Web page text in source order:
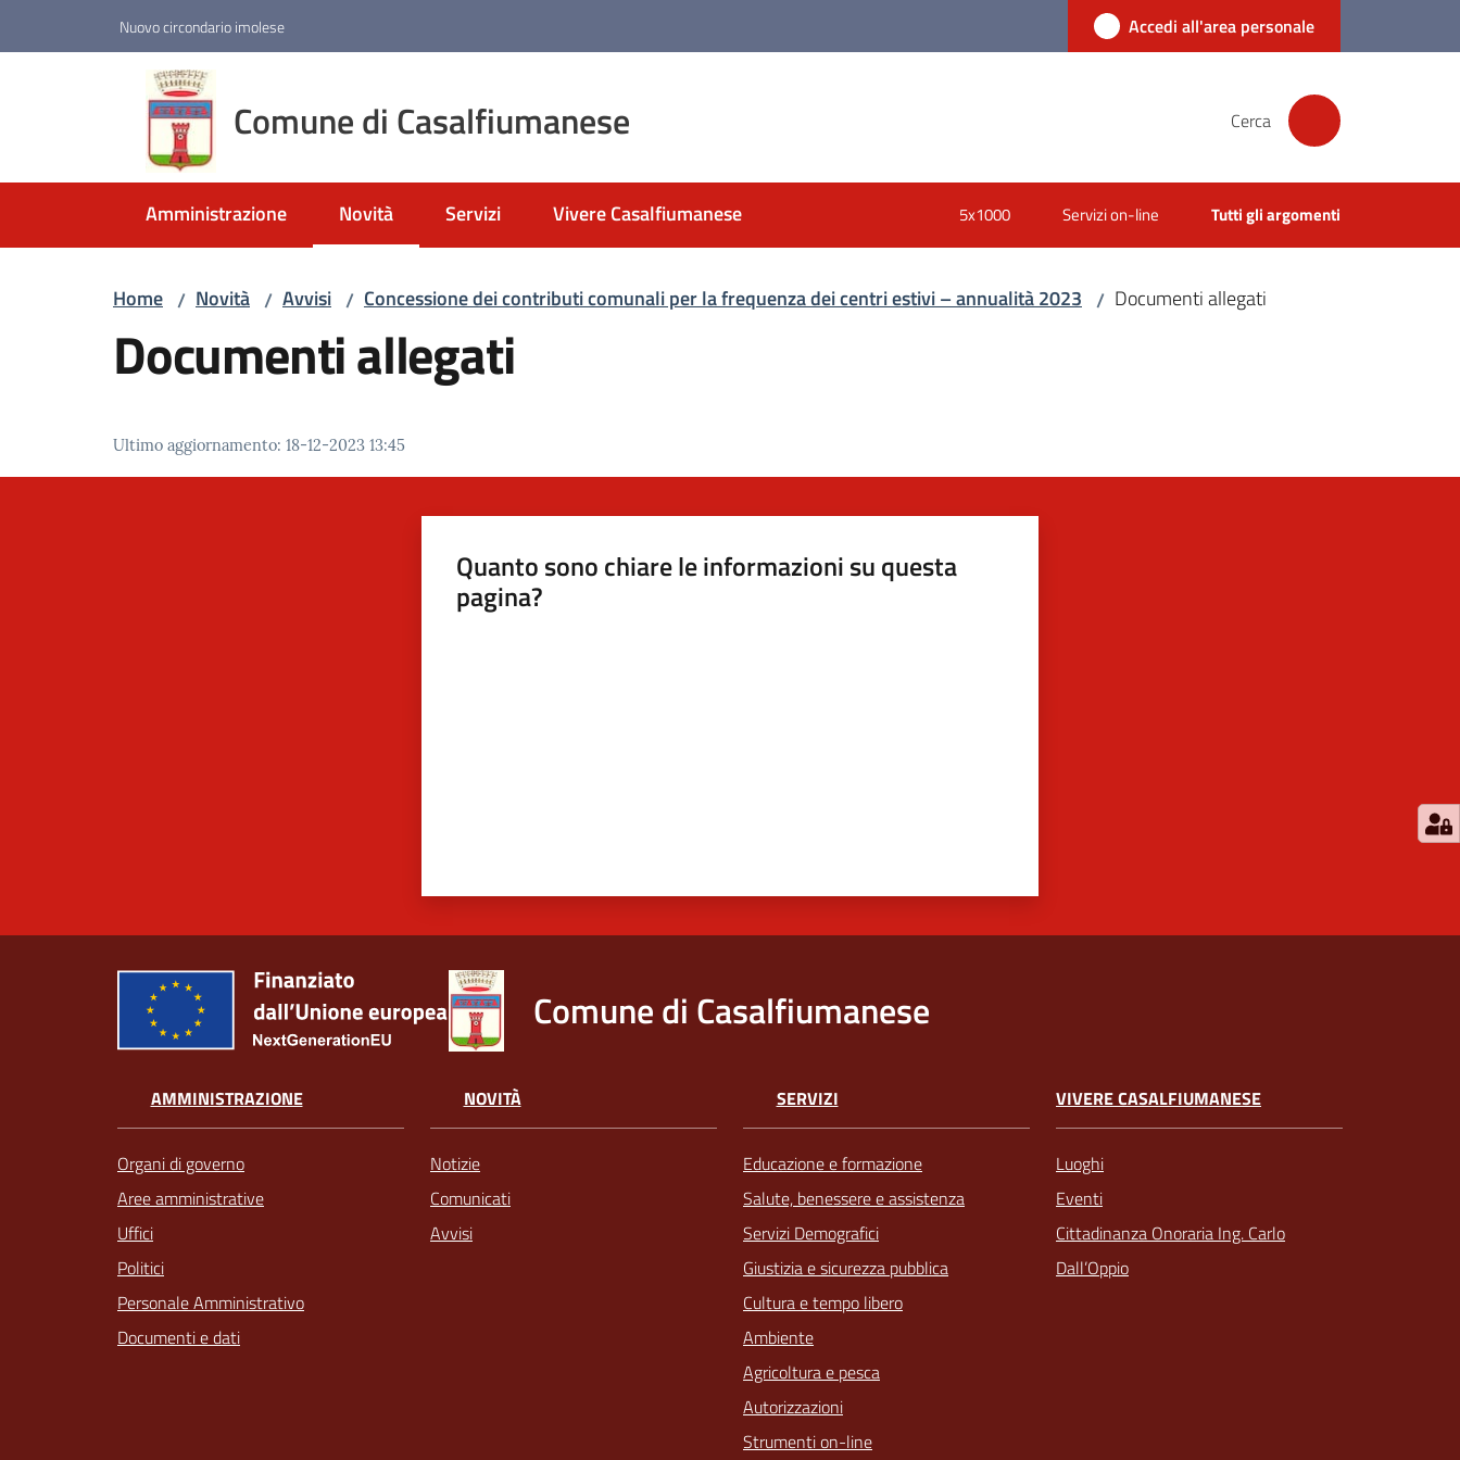
Nuovo circondario imolese Accedi all'area personale
Comune di Casalfiumanese Cerca
Amministrazione Novità
Menu selezionato
Servizi Vivere Casalfiumanese 5x1000 Servizi on-line Tutti gli argomenti
Home / Novità / Avvisi / Concessione dei contributi comunali per la frequenza dei centri estivi – annualità 2023 / Documenti allegati
Documenti allegati
Ultimo aggiornamento: 18-12-2023 13:45
Quanto sono chiare le informazioni su questa
pagina?
Comune di Casalfiumanese
AMMINISTRAZIONE
Organi di governo
Aree amministrative
Uffici
Politici
Personale Amministrativo
Documenti e dati
NOVITÀ
Notizie
Comunicati
Avvisi
SERVIZI
Educazione e formazione
Salute, benessere e assistenza
Servizi Demografici
Giustizia e sicurezza pubblica
Cultura e tempo libero
Ambiente
Agricoltura e pesca
Autorizzazioni
Strumenti on-line
VIVERE CASALFIUMANESE
Luoghi
Eventi
Cittadinanza Onoraria Ing. Carlo
Dall’Oppio